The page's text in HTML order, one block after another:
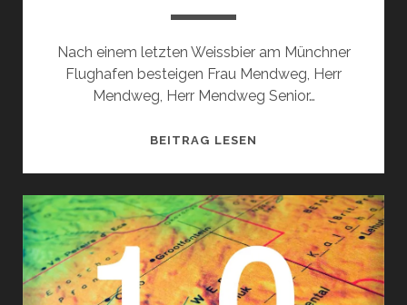
Nach einem letzten Weissbier am Münchner
Flughafen besteigen Frau Mendweg, Herr
Mendweg, Herr Mendweg Senior…
BEITRAG LESEN
2